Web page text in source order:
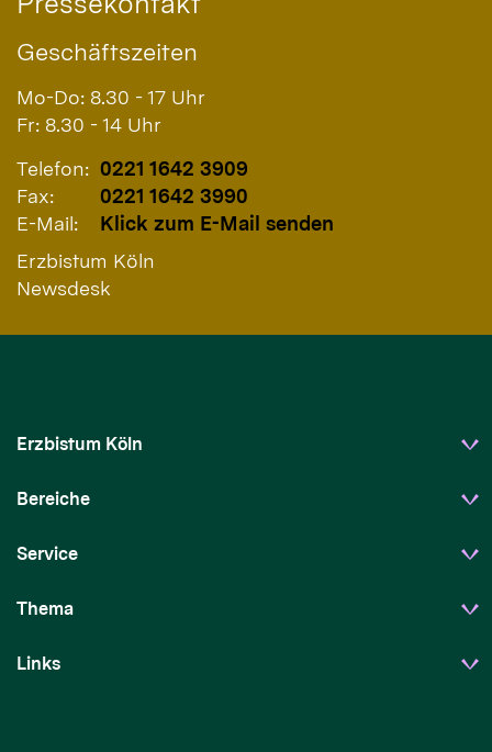
Geschäftszeiten
Mo-Do: 8.30 - 17 Uhr
Fr: 8.30 - 14 Uhr
Telefon: 0221 1642 3909
Fax:
0221 1642 3990
E-Mail:
Klick zum E-Mail senden
Erzbistum Köln
Newsdesk
Erzbistum Köln
Bereiche
Service
Thema
Links